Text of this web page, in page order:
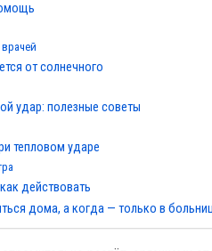
от солнечного
удар: полезные советы
тепловом ударе
действовать
дома, а когда — только в